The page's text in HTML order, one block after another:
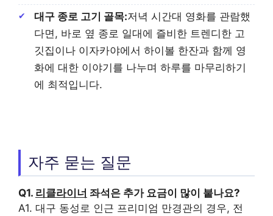
대구 종로 고기 골목:저녁 시간대 영화를 관람했
다면, 바로 옆 종로 일대에 즐비한 트렌디한 고
깃집이나 이자카야에서 하이볼 한잔과 함께 영
화에 대한 이야기를 나누며 하루를 마무리하기
에 최적입니다.
자주 묻는 질문
Q1. 리클라이너 좌석은 추가 요금이 많이 붙나요?
A1. 대구 동성로 인근 프리미엄 만경관의 경우, 전